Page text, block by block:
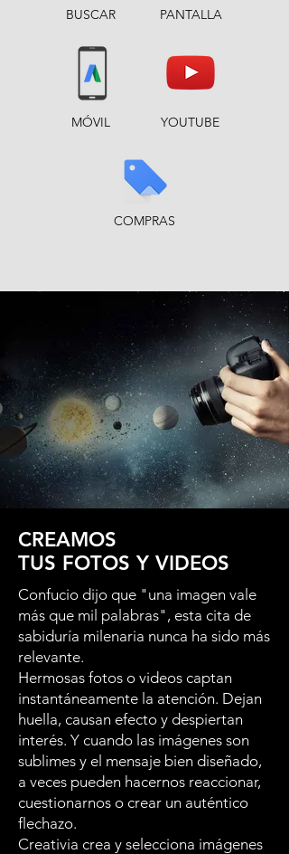
BUSCAR
MÓVIL
PANTALLA
YOUTUBE
COMPRAS
CREAMOS
TUS FOTOS Y VIDEOS
Confucio dijo que "una imagen vale
más que mil palabras", esta cita de
sabiduría milenaria nunca ha sido más
relevante.
Hermosas fotos o videos captan
instantáneamente la atención. Dejan
huella, causan efecto y despiertan
interés. Y cuando las imágenes son
sublimes y el mensaje bien diseñado,
a veces pueden hacernos reaccionar,
cuestionarnos o crear un auténtico
flechazo.
Creativia crea y selecciona imágenes